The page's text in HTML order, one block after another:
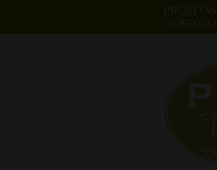
PROEF!
GOED